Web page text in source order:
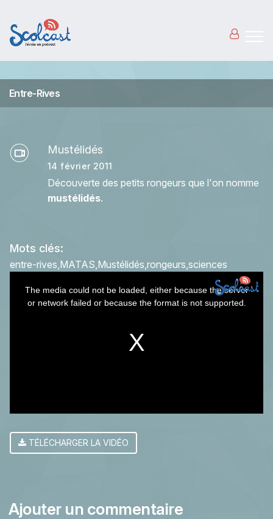
Entre-Rives
Mustélidés
14 février 2011
Découverte des petits rongeurs que l'on nomme
mustélidés.
Mots clés:
entre-rives MATAS Mustélidés rongeurs sciences
The media could not be loaded, either because the server
or network failed or because the format is not supported.
TÉLÉCHARGER LA VIDÉO
Ajouter un commentaire